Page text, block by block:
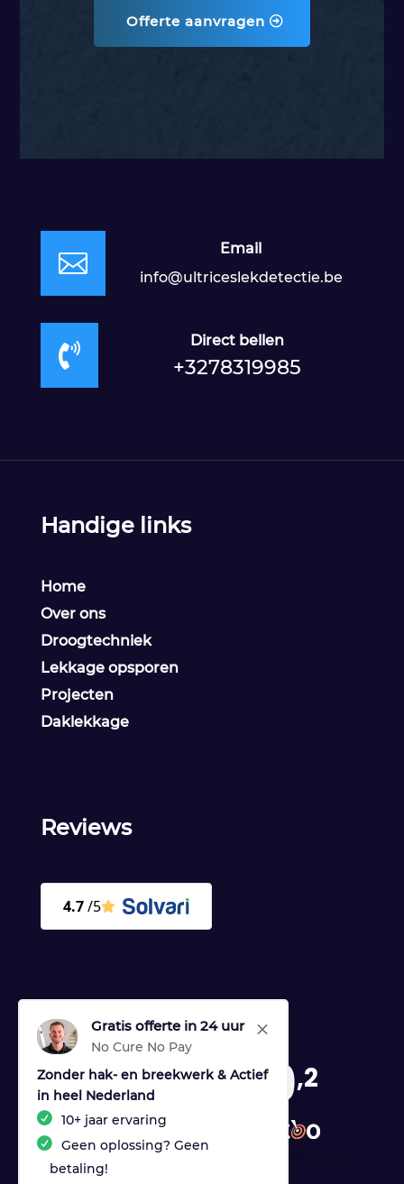
Offerte aanvragen

Email
info@ultriceslekdetectie.be

Direct bellen
+3278319985
M
Gratis offerte in 24 uur
No Cure No Pay
Zonder hak- en breekwerk & Actief
in heel Nederland
10+ jaar ervaring
Geen oplossing? Geen
betaling!
Handige links
Home
Over ons
Droogtechniek
Lekkage opsporen
Projecten
Daklekkage
Reviews
9,2
provided by